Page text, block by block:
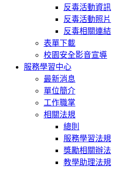
反毒活動資訊
反毒活動照片
反毒相關連結
表單下載
校園安全影音宣導
服務學習中心
最新消息
單位簡介
工作職掌
相關法規
總則
服務學習法規
獎勵相關辦法
教學助理法規